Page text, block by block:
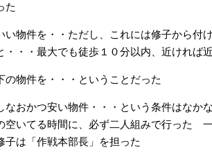
た
い物件を・・ただし、これには修子から
・・・最大でも徒歩１０分以内、近ければ
の物件を・・・ということだった
なおかつ安い物件・・・という条件はな
空いてる時間に、必ず二人組みで行った
は「作戦本部長」を担った